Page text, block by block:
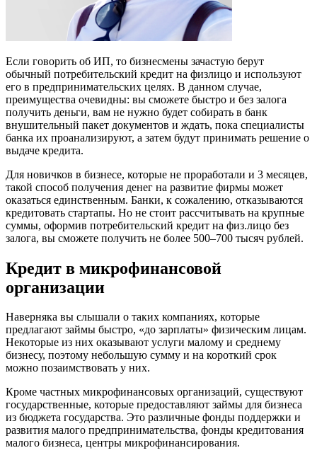
Если говорить об ИП, то бизнесмены зачастую берут
обычный потребительский кредит на физлицо и используют
его в предпринимательских целях. В данном случае,
преимущества очевидны: вы сможете быстро и без залога
получить деньги, вам не нужно будет собирать в банк
внушительный пакет документов и ждать, пока специалисты
банка их проанализируют, а затем будут принимать решение о
выдаче кредита.
Для новичков в бизнесе, которые не проработали и 3 месяцев,
такой способ получения денег на развитие фирмы может
оказаться единственным. Банки, к сожалению, отказываются
кредитовать стартапы. Но не стоит рассчитывать на крупные
суммы, оформив потребительский кредит на физ.лицо без
залога, вы сможете получить не более 500–700 тысяч рублей.
Кредит в микрофинансовой
организации
Наверняка вы слышали о таких компаниях, которые
предлагают займы быстро, «до зарплаты» физическим лицам.
Некоторые из них оказывают услуги малому и среднему
бизнесу, поэтому небольшую сумму и на короткий срок
можно позаимствовать у них.
Кроме частных микрофинансовых организаций, существуют
государственные, которые предоставляют займы для бизнеса
из бюджета государства. Это различные фонды поддержки и
развития малого предпринимательства, фонды кредитования
малого бизнеса, центры микрофинансирования.